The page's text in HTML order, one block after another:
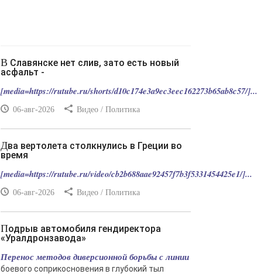
В Славянске нет слив, зато есть новый
асфальт -
[media=https://rutube.ru/shorts/d10c174e3a9ec3eec162273b65ab8c57/]...
06-авг-2026 Видео / Политика
Два вертолета столкнулись в Греции во
время
[media=https://rutube.ru/video/cb2b688aae92457f7b3f5331454425e1/]...
06-авг-2026 Видео / Политика
Подрыв автомобиля гендиректора
«Уралдронзавода»
Перенос методов диверсионной борьбы с линии
боевого соприкосновения в глубокий тыл